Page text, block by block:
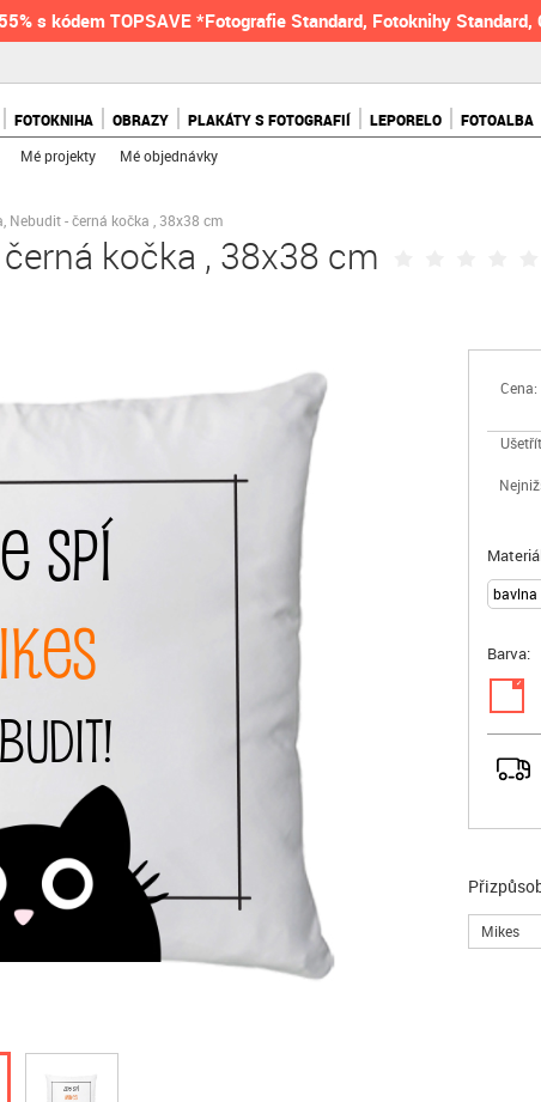
s kódem TOPSAVE *Fotografie Standard, Fotoknihy
FOTOKNIHA OBRAZY PLAKÁTY S FOTOGRAFIÍ LEPORELO FOTOALBA
Mé projekty Mé objednávky
Nebudit - černá kočka , 38x38 cm
kočka , 38x38 cm
spí
Cena:
Barva:
✓